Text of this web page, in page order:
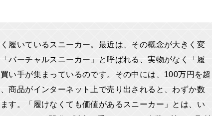
履いているスニーカー。最近は、その概念が大きく変
バーチャルスニーカー」と呼ばれる、実物がなく「履
い手が集まっているのです。その中には、100万円を超
商品がインターネット上で売り出されると、わずか数
す。「履けなくても価値があるスニーカー」とは、い